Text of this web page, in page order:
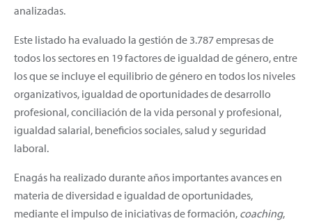
analizadas.
Este listado ha evaluado la gestión de 3.787 empresas de
todos los sectores en 19 factores de igualdad de género, entre
los que se incluye el equilibrio de género en todos los niveles
organizativos, igualdad de oportunidades de desarrollo
profesional, conciliación de la vida personal y profesional,
igualdad salarial, beneficios sociales, salud y seguridad
laboral.
Enagás ha realizado durante años importantes avances en
materia de diversidad e igualdad de oportunidades,
mediante el impulso de iniciativas de formación, coaching,